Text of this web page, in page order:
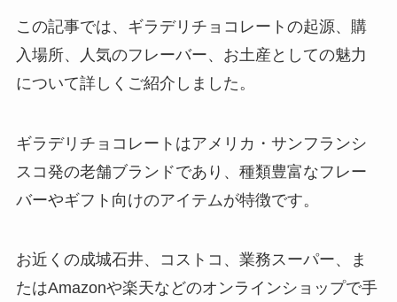
青い飲み物はコンビニで買える？
スーパーでも売ってる？
ミルクシーフードはどこで売って
る？販売期間は？
白い風船は製造中止？売ってる場
この記事では、ギラデリチョコレートの起源、購
入場所、人気のフレーバー、お土産としての魅力
について詳しくご紹介しました。
ギラデリチョコレートはアメリカ・サンフランシ
スコ発の老舗ブランドであり、種類豊富なフレー
バーやギフト向けのアイテムが特徴です。
お近くの成城石井、コストコ、業務スーパー、ま
たはAmazonや楽天などのオンラインショップで手